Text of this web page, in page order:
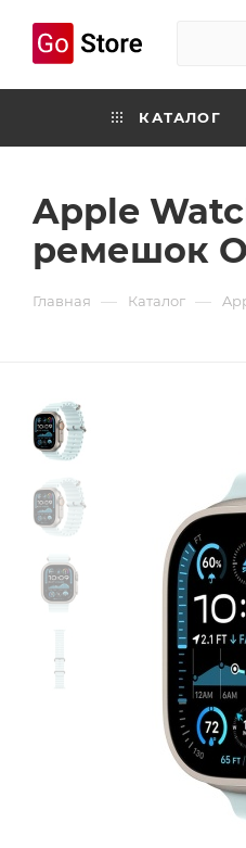
КАТАЛОГ
Apple
ремешок
Главная — Каталог —